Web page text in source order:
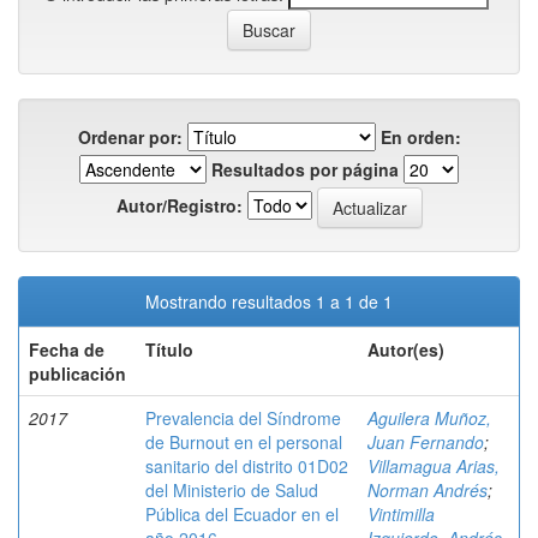
Ordenar por:
En orden:
Resultados por página
Autor/Registro:
Mostrando resultados 1 a 1 de 1
Fecha de
publicación
Título Autor(es)
2017
Prevalencia del Síndrome
de Burnout en el personal
sanitario del distrito 01D02
del Ministerio de Salud
Pública del Ecuador en el
Aguilera Muñoz,
Juan Fernando;
Villamagua Arias,
Norman Andrés;
Vintimilla